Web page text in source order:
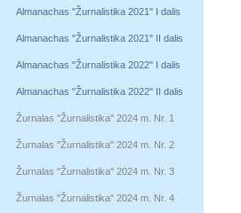
Almanachas "Žurnalistika 2021" I dalis
Almanachas "Žurnalistika 2021" II dalis
Almanachas "Žurnalistika 2022" I dalis
Almanachas "Žurnalistika 2022" II dalis
Žurnalas "Žurnalistika" 2024 m. Nr. 1
Žurnalas "Žurnalistika" 2024 m. Nr. 2
Žurnalas "Žurnalistika" 2024 m. Nr. 3
Žurnalas "Žurnalistika" 2024 m. Nr. 4